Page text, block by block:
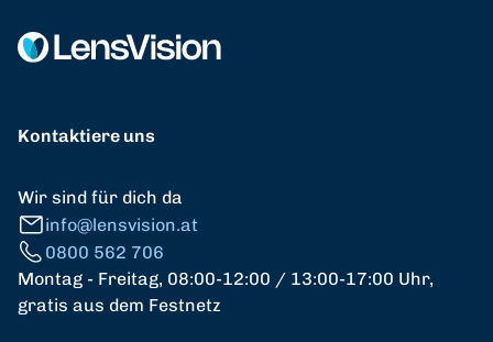
Kontaktiere uns
Wir sind für dich da
info@lensvision.at
0800 562 706
Montag - Freitag, 08:00-12:00 / 13:00-17:00 Uhr,
gratis aus dem Festnetz